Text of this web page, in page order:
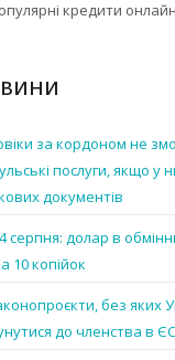
кредити онлайн
за кордоном не
послуги, якщо у
документів
серпня: долар в
копійок
без яких
до членства в ЄС